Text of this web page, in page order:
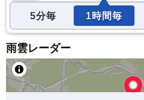
5分毎 1時間毎
雨雲レーダー